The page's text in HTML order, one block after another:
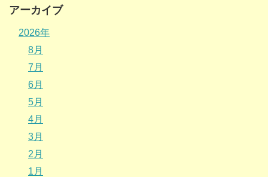
アーカイブ
2026年
8月
7月
6月
5月
4月
3月
2月
1月